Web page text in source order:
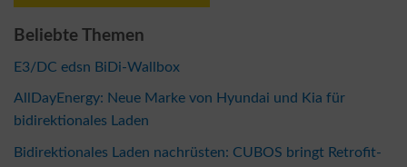
Beliebte Themen
E3/DC edsn BiDi-Wallbox
AllDayEnergy: Neue Marke von Hyundai und Kia für
bidirektionales Laden
Bidirektionales Laden nachrüsten: CUBOS bringt Retrofit-